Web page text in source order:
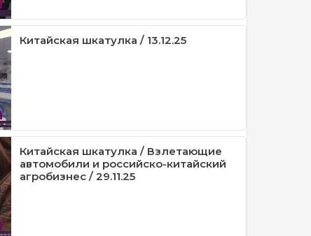
Китайская шкатулка / 13.12.25
Китайская шкатулка / Взлетающие
автомобили и российско-китайский
агробизнес / 29.11.25